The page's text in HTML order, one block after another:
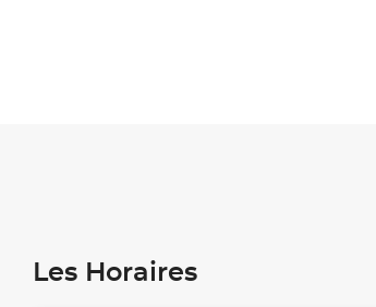
Les Horaires